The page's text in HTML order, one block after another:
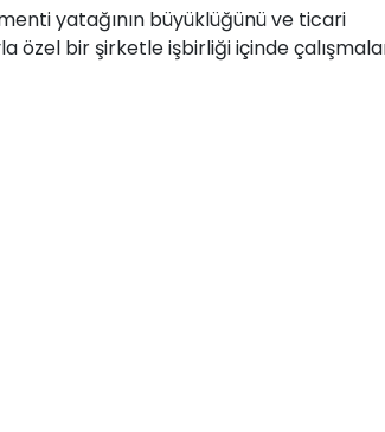
yatağının büyüklüğünü ve ticari
özel bir şirketle işbirliği içinde